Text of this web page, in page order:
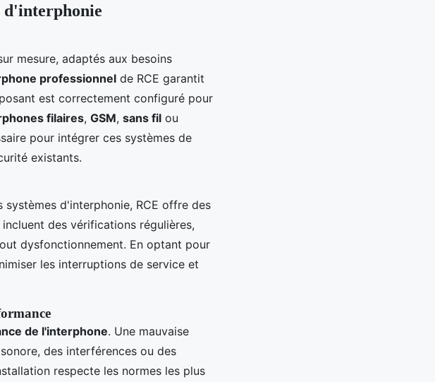
d'interphonie
mesure, adaptés aux besoins
professionnel de RCE garantit
est correctement configuré pour
filaires, GSM, sans fil ou
pour intégrer ces systèmes de
existants.
d'interphonie, RCE offre des
incluent des vérifications régulières,
dysfonctionnement. En optant pour
les interruptions de service et
de l'interphone. Une mauvaise
des interférences ou des
respecte les normes les plus